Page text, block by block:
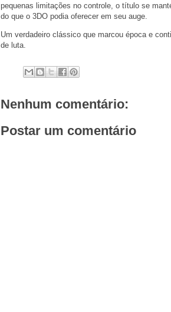
pequenas limitações no controle, o título se
do que o 3DO podia oferecer em seu auge.
Um verdadeiro clássico que marcou época e
de luta.
Nenhum comentário:
Postar um comentário